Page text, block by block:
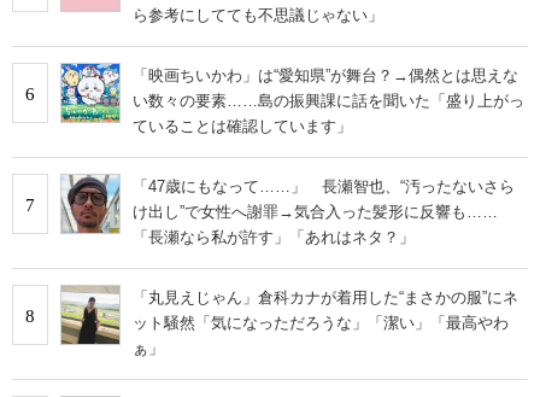
ら参考にしてても不思議じゃない」
6
「映画ちいかわ」は“愛知県”が舞台？→偶然とは思えな
い数々の要素……島の振興課に話を聞いた「盛り上がっ
ていることは確認しています」
7
「47歳にもなって……」 長瀬智也、“汚ったないさら
け出し”で女性へ謝罪→気合入った髪形に反響も……
「長瀬なら私が許す」「あれはネタ？」
8
「丸見えじゃん」倉科カナが着用した“まさかの服”にネ
ット騒然「気になっただろうな」「潔い」「最高やわ
ぁ」